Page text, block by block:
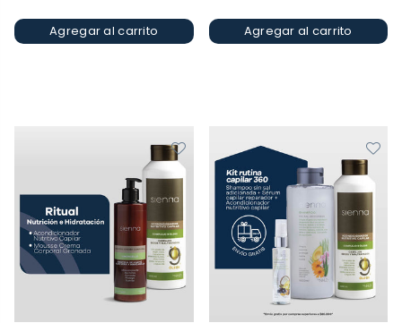
Agregar al carrito Agregar al carrito